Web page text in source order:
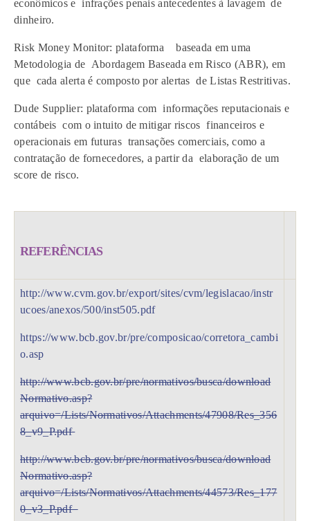
econômicos e infrações penais antecedentes à lavagem de
dinheiro.
Risk Money Monitor: plataforma baseada em uma
Metodologia de Abordagem Baseada em Risco (ABR), em
que cada alerta é composto por alertas de Listas Restritivas.
Dude Supplier: plataforma com informações reputacionais e
contábeis com o intuito de mitigar riscos financeiros e
operacionais em futuras transações comerciais, como a
contratação de fornecedores, a partir da elaboração de um
score de risco.
REFERÊNCIAS
http://www.cvm.gov.br/export/sites/cvm/legislacao/instr
ucoes/anexos/500/inst505.pdf
https://www.bcb.gov.br/pre/composicao/corretora_cambi
o.asp
http://www.bcb.gov.br/pre/normativos/busca/download
Normativo.asp?
arquivo=/Lists/Normativos/Attachments/47908/Res_356
8_v9_P.pdf
http://www.bcb.gov.br/pre/normativos/busca/download
Normativo.asp?
arquivo=/Lists/Normativos/Attachments/44573/Res_177
0_v3_P.pdf